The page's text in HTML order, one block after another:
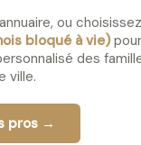
ou choisissez
bloqué à vie)
des
ville.
pros →